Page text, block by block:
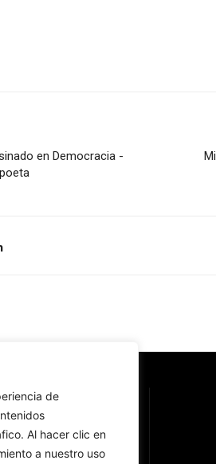
de
Al hacer clic en
a nuestro uso
en Democracia -
la Iglesia católica y la